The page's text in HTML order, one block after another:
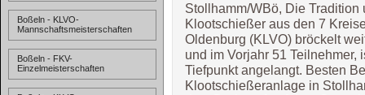
Boßeln - KLVO-
Mannschaftsmeisterschaften
Boßeln - FKV-
Einzelmeisterschaften
Stollhamm/WBö, Die
Klootschießer aus den 7
Oldenburg (KLVO) bröckelt
und im Vorjahr 51 Teilnehmer,
Tiefpunkt angelangt. Besten
Klootschießeranlage in